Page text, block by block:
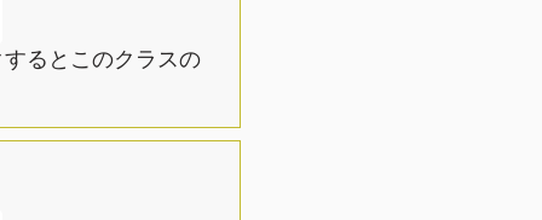
るとこのクラスの